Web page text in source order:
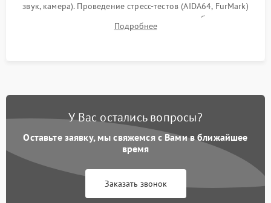
звук, камера). Проведение стресс-тестов (AIDA64, FurMark)
для контроля температурного режима и стабильности
системы под пиковой нагрузкой.
Подробнее
У Вас остались вопросы?
Оставьте заявку, мы свяжемся с Вами в ближайшее
время
Заказать звонок